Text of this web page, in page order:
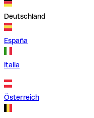
Deutschland
España
Italia
Österreich